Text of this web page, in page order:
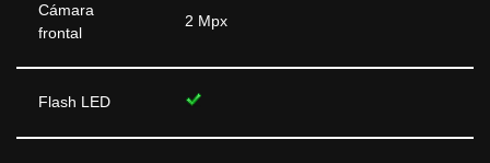
Cámara
frontal
2 Mpx
Flash LED